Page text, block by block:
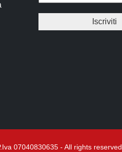
07040830635 - All rights reserved